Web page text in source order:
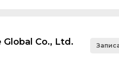
Global Co., Ltd.